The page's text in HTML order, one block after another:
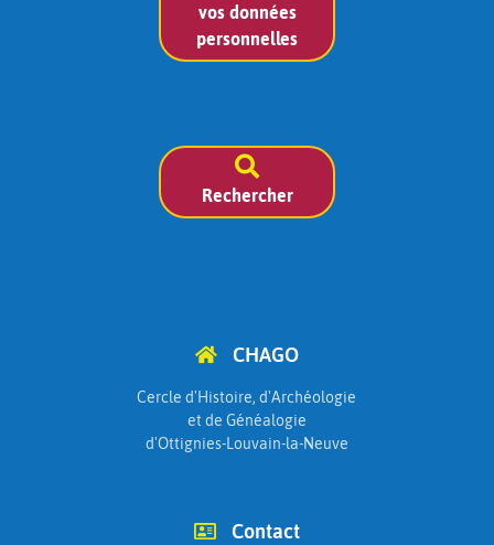
vos données
personnelles
Rechercher
CHAGO
Cercle d'Histoire, d'Archéologie
et de Généalogie
d'Ottignies-Louvain-la-Neuve
Contact